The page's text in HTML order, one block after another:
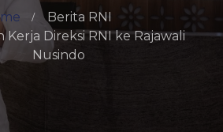
Berita RNI
Direksi RNI ke Rajawali
Nusindo